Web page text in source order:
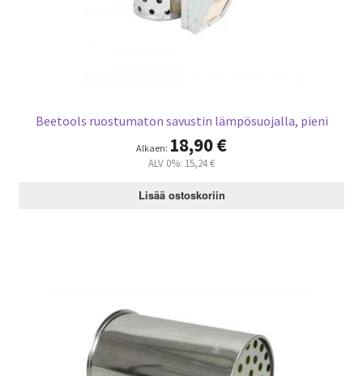
Beetools ruostumaton savustin lämpösuojalla, pieni
Alkaen: 18,90€
ALV 0%: 15,24€
Lisää ostoskoriin